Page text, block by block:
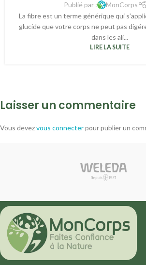
Publié par : MonCorps
La fibre est un terme générique qui
glucide que votre corps ne peut pas
dans les ali...
LIRE LA SUITE
Laisser un commentaire
Vous devezvous connecterpour publier un